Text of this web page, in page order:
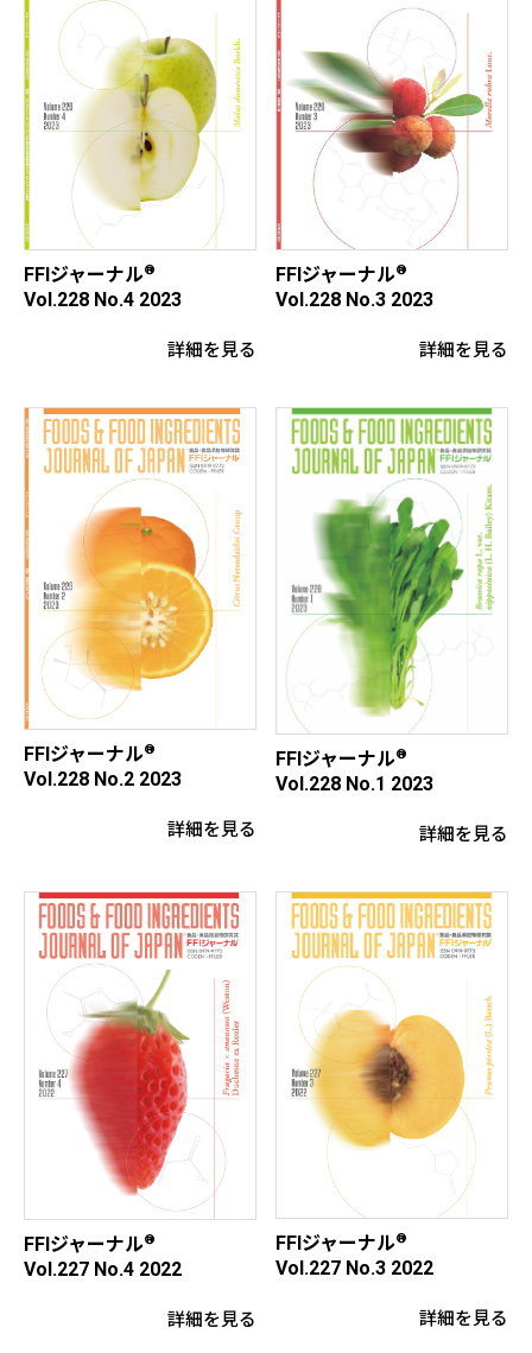
FFIジャーナル®
Vol.228 No.4 2023
詳細を見る
FFIジャーナル®
Vol.228 No.3 2023
詳細を見る
FFIジャーナル®
Vol.228 No.2 2023
詳細を見る
FFIジャーナル®
Vol.228 No.1 2023
詳細を見る
FFIジャーナル®
Vol.227 No.4 2022
詳細を見る
FFIジャーナル®
Vol.227 No.3 2022
詳細を見る